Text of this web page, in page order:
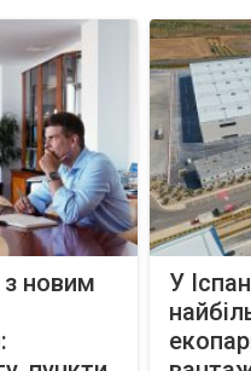
з новим
У